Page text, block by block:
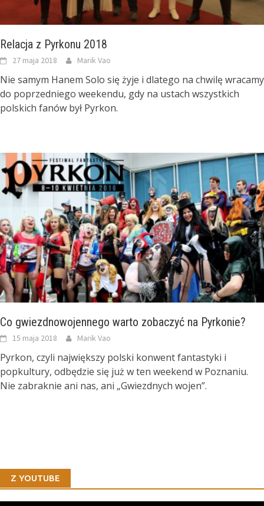
Relacja z Pyrkonu 2018
27 maja 2018 Marik Vao
Nie samym Hanem Solo się żyje i dlatego na chwilę wracamy
do poprzedniego weekendu, gdy na ustach wszystkich
polskich fanów był Pyrkon.
Co gwiezdnowojennego warto zobaczyć na Pyrkonie?
15 maja 2018 Marik Vao
Pyrkon, czyli największy polski konwent fantastyki i
popkultury, odbędzie się już w ten weekend w Poznaniu.
Nie zabraknie ani nas, ani „Gwiezdnych wojen”.
Z YOUTUBE